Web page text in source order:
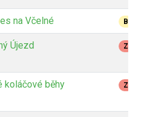
na Včelné B
Újezd Z
koláčové běhy Z